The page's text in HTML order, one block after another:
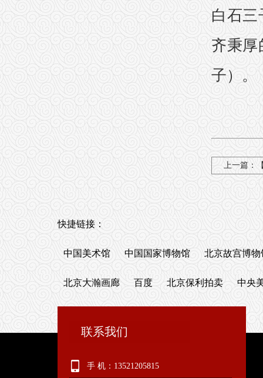
白石
齐秉厚
子）。
上一篇：
快捷链接：
中国美术馆 中国国家博物馆 北京故宫博物
北京大瀚画廊 百度 北京保利拍卖 中央
联系我们
手 机：13521205815